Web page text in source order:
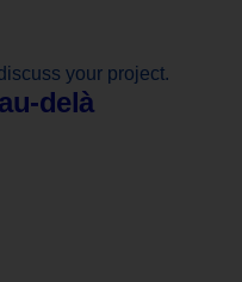
your project.
delà